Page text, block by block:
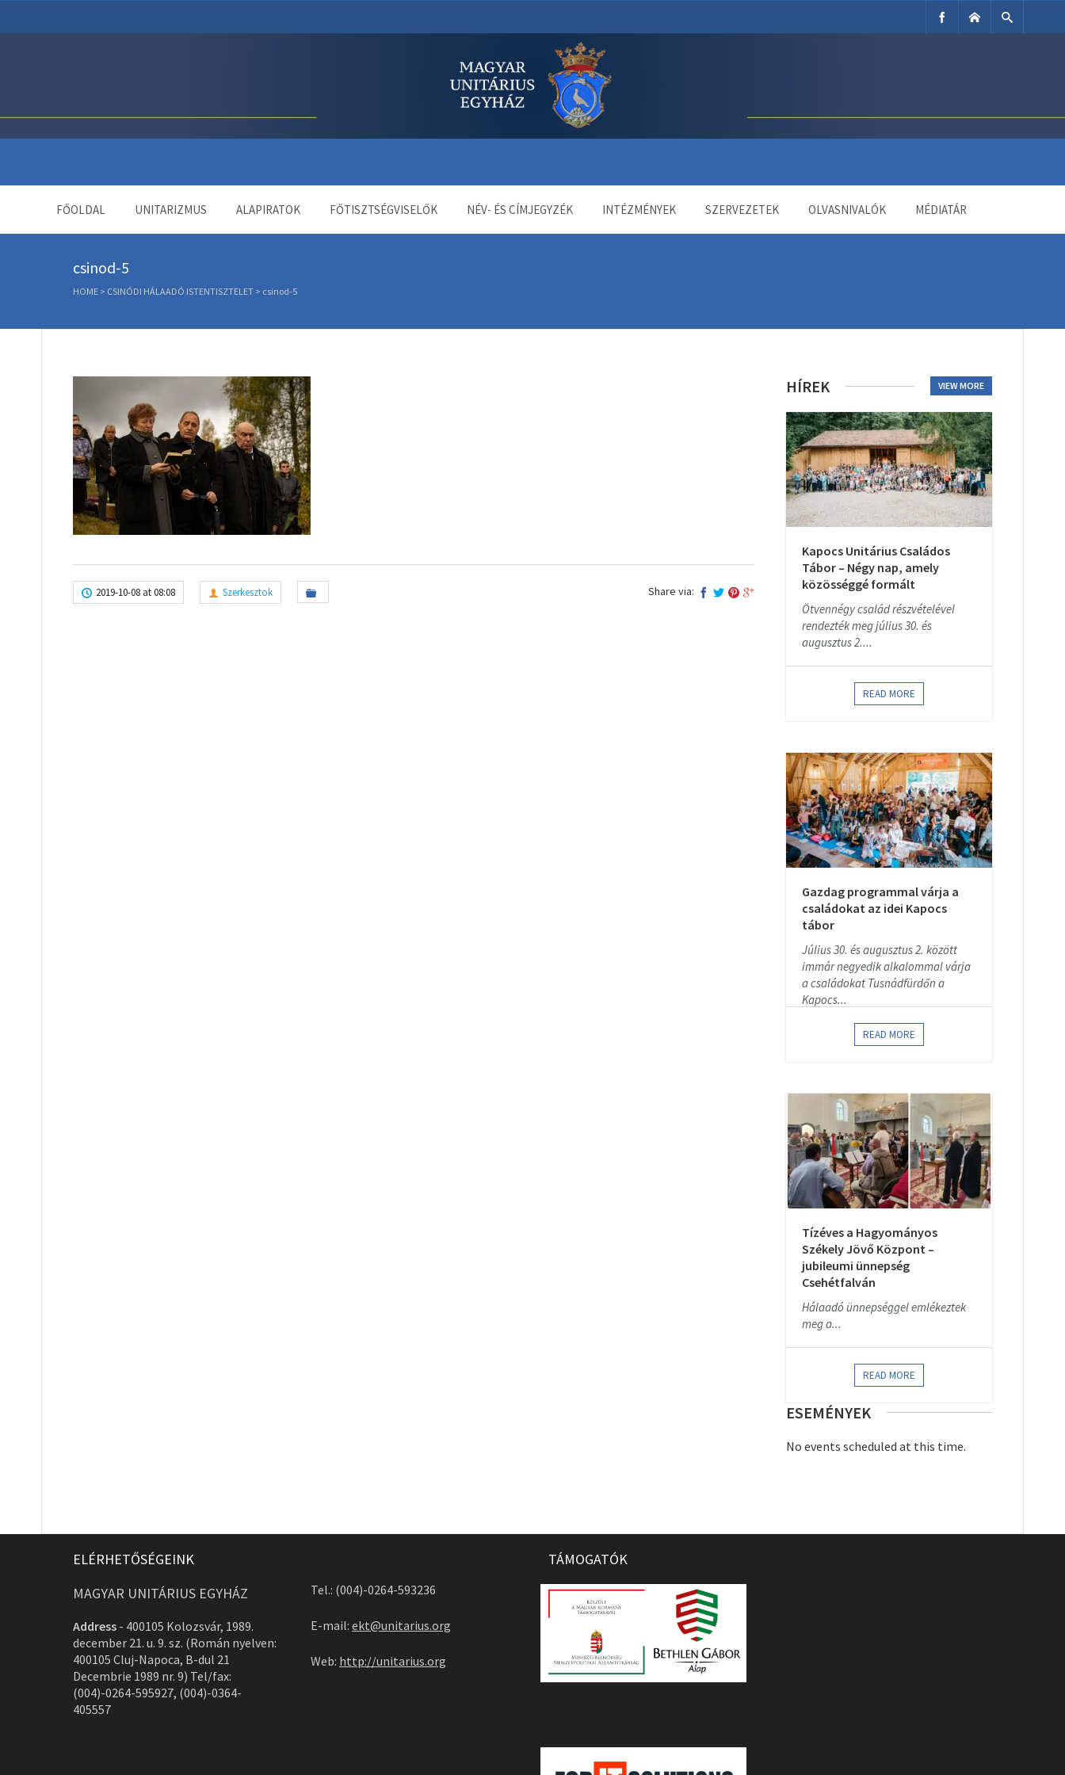
FŐOLDAL UNITARIZMUS ALAPIRATOK FŐTISZTSÉGVISELŐK NÉV- ÉS CÍMJEGYZÉK INTÉZMÉNYEK SZERVEZETEK OLVASNIVALÓK MÉDIATÁR
csinod-5
HOME > CSINÓDI HÁLAADÓ ISTENTISZTELET > csinod-5
2019-10-08 at 08:08 Szerkesztok Share via:
HÍREK VIEW MORE
Kapocs Unitárius Családos
Tábor – Négy nap, amely
közösséggé formált
Ötvennégy család részvételével
rendezték meg július 30. és
augusztus 2....
READ MORE
Gazdag programmal várja a
családokat az idei Kapocs
tábor
Július 30. és augusztus 2. között
immár negyedik alkalommal várja
a családokat Tusnádfürdőn a
Kapocs...
READ MORE
Tízéves a Hagyományos
Székely Jövő Központ –
jubileumi ünnepség
Csehétfalván
Hálaadó ünnepséggel emlékeztek
meg a...
READ MORE
ESEMÉNYEK
No events scheduled at this time.
ELÉRHETŐSÉGEINK
MAGYAR UNITÁRIUS EGYHÁZ
Address - 400105 Kolozsvár, 1989.
december 21. u. 9. sz. (Román nyelven:
400105 Cluj-Napoca, B-dul 21
Decembrie 1989 nr. 9) Tel/fax:
(004)-0264-595927, (004)-0364-
405557
Tel.: (004)-0264-593236
E-mail: ekt@unitarius.org
Web: http://unitarius.org
TÁMOGATÓK